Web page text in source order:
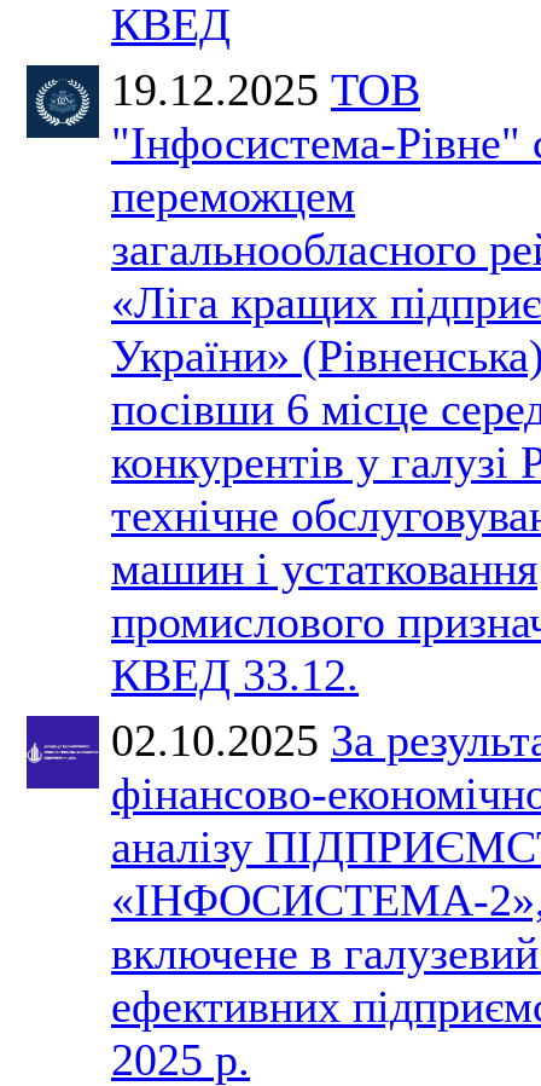
КВЕД
19.12.2025 ТОВ
"Інфосистема-Рівне"
переможцем
загальнообласного
«Ліга кращих
України»
посівши 6 місце
конкурентів у галузі
технічне
машин і устатковання
промислового
КВЕД 33.12.
02.10.2025 За
фінансово-
аналізу
«ІНФОСИСТЕМА-2»,
включене в
ефективних
2025 р.